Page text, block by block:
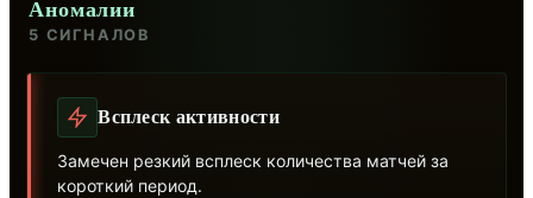
Аномалии
5 СИГНАЛОВ
Всплеск активности
Замечен резкий всплеск количества матчей за
короткий период.